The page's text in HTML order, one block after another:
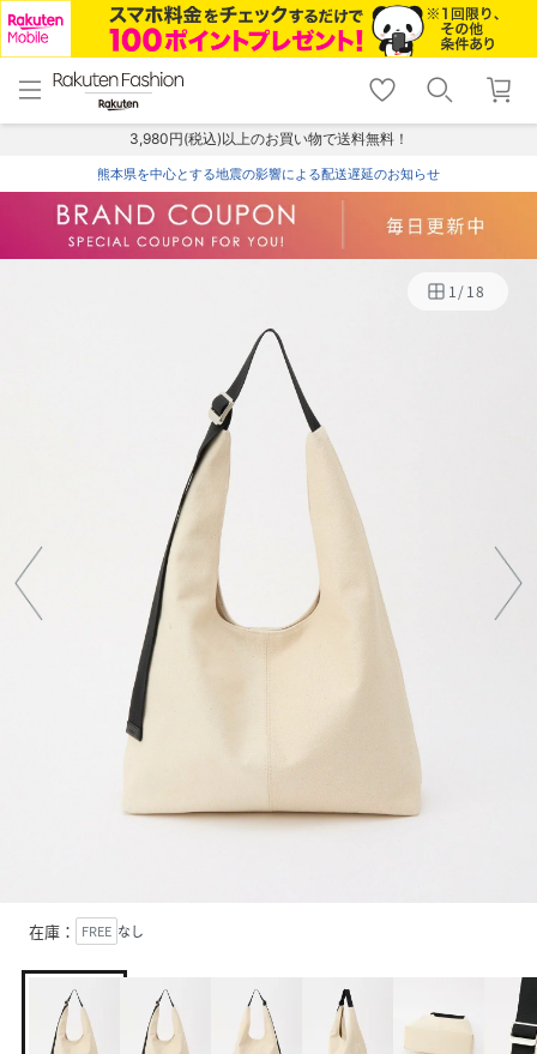
menu home
トップ
shopping_cart lock_outline
ログイン
3,980円(税込)以上のお買い物で送料無料！
熊本県を中心とする地震の影響による配送遅延のお知らせ
1/18
在庫： FREE なし